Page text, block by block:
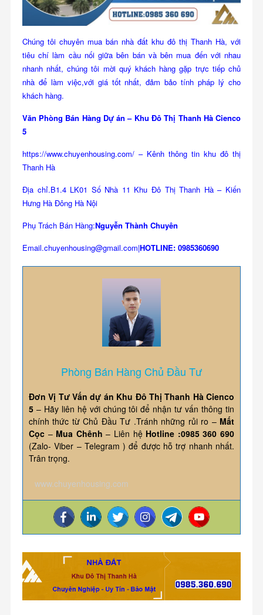
Chúng tôi chuyên mua bán nhà đất khu đô thị Thanh Hà, với
tiêu chí làm cầu nối giữa bên bán và bên mua đến với nhau
nhanh nhất, chúng tôi mời quý khách hàng gặp trực tiếp chủ
nhà để làm việc,với giá tốt nhất, đảm bảo tính pháp lý cho
khách hàng.
Văn Phòng Bán Hàng Dự án – Khu Đô Thị Thanh Hà Cienco
5
https://www.chuyenhousing.com/ – Kênh thông tin khu đô thị
Thanh Hà
Địa chỉ.B1.4 LK01 Số Nhà 11 Khu Đô Thị Thanh Hà – Kiến
Hưng Hà Đông Hà Nội
Phụ Trách Bán Hàng:Nguyễn Thành Chuyên
Email.chuyenhousing@gmail.com|HOTLINE: 0985360690
Phòng Bán Hàng Chủ Đầu Tư
Đơn Vị Tư Vấn dự án Khu Đô Thị Thanh Hà Cienco
5– Hãy liên hệ với chúng tôi để nhận tư vấn thông tin
chính thức từ Chủ Đầu Tư .Tránh những rủi ro – Mất
Cọc– Mua Chênh – Liên hệ Hotline :0985 360 690
(Zalo- Viber – Telegram ) để được hỗ trợ nhanh nhất.
Trân trọng.
www.chuyenhousing.com